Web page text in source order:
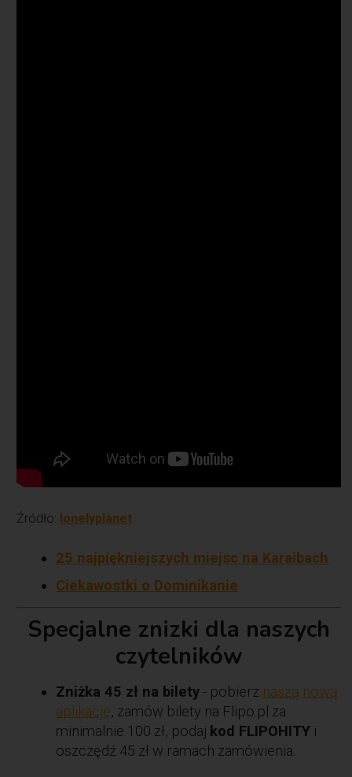
Źródło: lonelyplanet
25 najpiękniejszych miejsc na Karaibach
Ciekawostki o Dominikanie
Specjalne znizki dla naszych
czytelników
Zniżka 45 zł na bilety - pobierz naszą nową
aplikację, zamów bilety na Flipo.pl za
minimalnie 100 zł, podaj kod FLIPOHITY i
oszczędź 45 zł w ramach zamówienia.